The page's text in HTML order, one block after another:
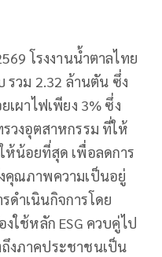
โรงงานน้ำตาลไทย
วม 2.32 ล้านตัน ซึ่ง
เผาไฟเพียง 3% ซึ่ง
วงอุตสาหกรรม ที่ให้
ห้น้อยที่สุด เพื่อลดการ
คุณภาพความเป็นอยู่
ดำเนินกิจการโดย
ใช้หลัก ESG ควบคู่ไป
งภาคประชาชนเป็น